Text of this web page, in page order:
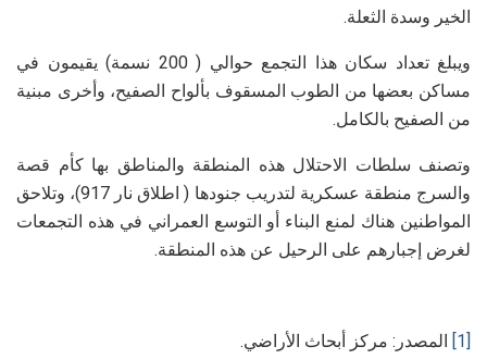
الخير وسدة الثعلة.
ويبلغ تعداد سكان هذا التجمع حوالي ( 200 نسمة) يقيمون في
مساكن بعضها من الطوب المسقوف بألواح الصفيح، وأخرى مبنية
من الصفيح بالكامل.
وتصنف سلطات الاحتلال هذه المنطقة والمناطق بها كأم قصة
والسرج منطقة عسكرية لتدريب جنودها ( اطلاق نار 917)، وتلاحق
المواطنين هناك لمنع البناء أو التوسع العمراني في هذه التجمعات
لغرض إجبارهم على الرحيل عن هذه المنطقة.
[1] المصدر: مركز أبحاث الأراضي.